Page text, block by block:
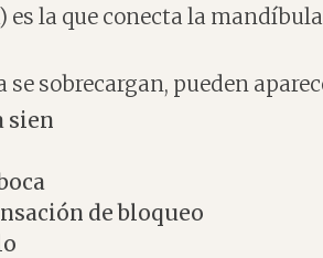
la que conecta la
sobrecargan, pueden
sien
de bloqueo